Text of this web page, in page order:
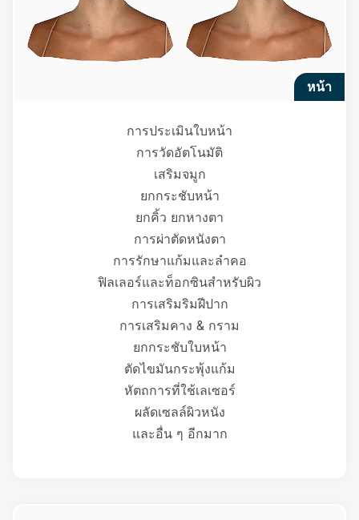
หน้า
การประเมินใบหน้า
การวัดอัตโนมัติ
เสริมจมูก
ยกกระชับหน้า
ยกคิ้ว ยกหางตา
การผ่าตัดหนังตา
การรักษาแก้มและลำคอ
ฟิลเลอร์และท็อกซินสำหรับผิว
การเสริมริมฝีปาก
การเสริมคาง & กราม
ยกกระชับใบหน้า
ตัดไขมันกระพุ้งแก้ม
หัตถการที่ใช้เลเซอร์
ผลัดเซลล์ผิวหนัง
และอื่น ๆ อีกมาก